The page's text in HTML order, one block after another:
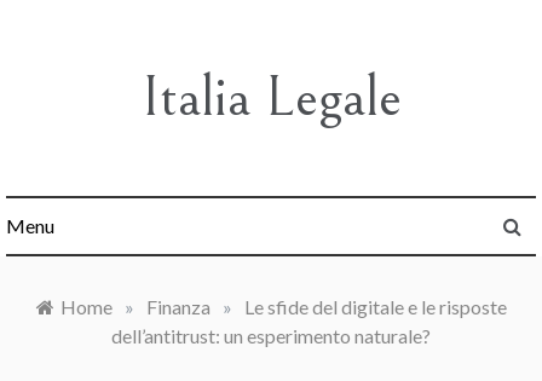
Italia Legale
Menu
Home » Finanza »
Le sfide del digitale e le risposte
dell’antitrust: un esperimento naturale?